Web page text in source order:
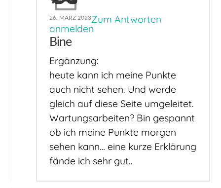
26. MÄRZ 2023Zum Antworten
anmelden
Bine
Ergänzung:
heute kann ich meine Punkte
auch nicht sehen. Und werde
gleich auf diese Seite umgeleitet.
Wartungsarbeiten? Bin gespannt
ob ich meine Punkte morgen
sehen kann… eine kurze Erklärung
fände ich sehr gut..